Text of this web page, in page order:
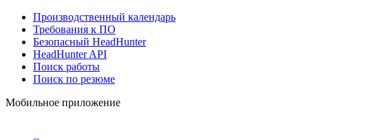
Производственный календарь
Требования к ПО
Безопасный HeadHunter
HeadHunter API
Поиск работы
Поиск по резюме
Мобильное приложение